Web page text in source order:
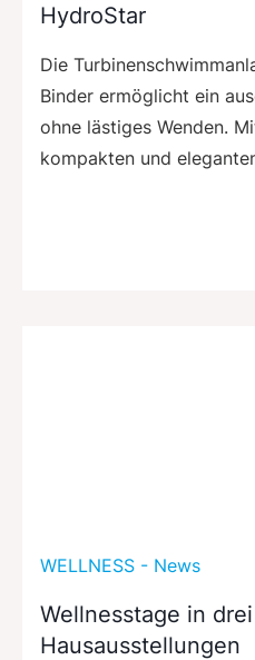
HydroStar
Die
Binder ermöglicht ein
ohne lästiges Wenden.
kompakten und
WELLNESS - News
Wellnesstage in drei
Hausausstellungen